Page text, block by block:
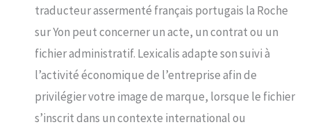
traducteur assermenté français portugais la Roche
sur Yon peut concerner un acte, un contrat ou un
fichier administratif. Lexicalis adapte son suivi à
l’activité économique de l’entreprise afin de
privilégier votre image de marque, lorsque le fichier
s’inscrit dans un contexte international ou